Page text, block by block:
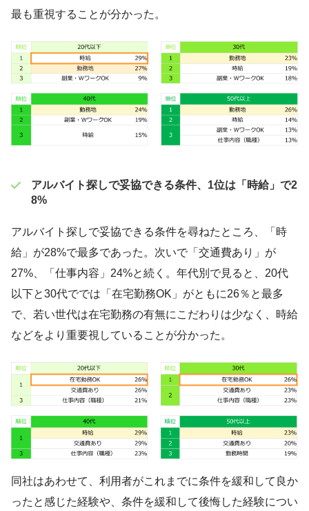
最も重視することが分かった。
アルバイト探しで妥協できる条件、1位は「時給」で2
8%
アルバイト探しで妥協できる条件を尋ねたところ、「時
給」が28%で最多であった。次いで「交通費あり」が
27%、「仕事内容」24%と続く。年代別で見ると、20代
以下と30代ででは「在宅勤務OK」がともに26％と最多
で、若い世代は在宅勤務の有無にこだわりは少なく、時給
などをより重要視していることが分かった。
同社はあわせて、利用者がこれまでに条件を緩和して良か
ったと感じた経験や、条件を緩和して後悔した経験につい